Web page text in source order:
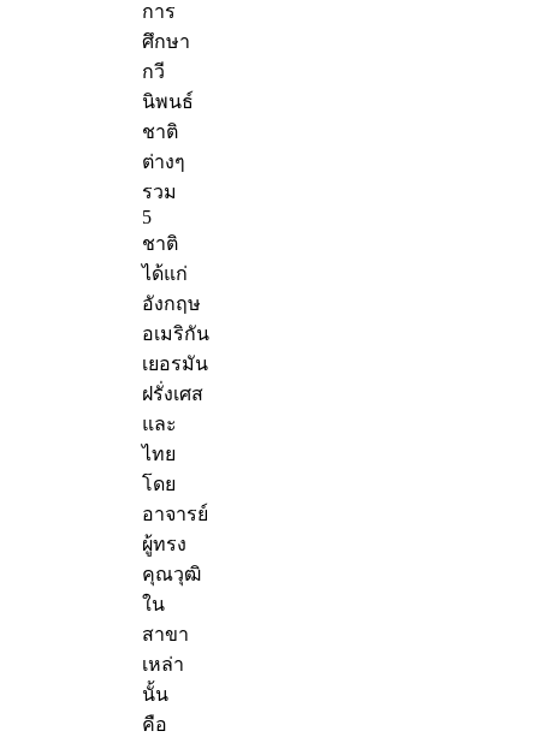
การ
ศึกษา
กวี
นิพนธ์
ชาติ
ต่างๆ
รวม
5
ชาติ
ได้แก่
อังกฤษ
อเมริกัน
เยอรมัน
ฝรั่งเศส
และ
ไทย
โดย
อาจารย์
ผู้ทรง
คุณวุฒิ
ใน
สาขา
เหล่า
นั้น
คือ